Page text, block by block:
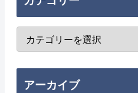
アーカイブ